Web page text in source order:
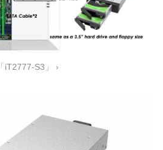
「iT2777-S3」 ›